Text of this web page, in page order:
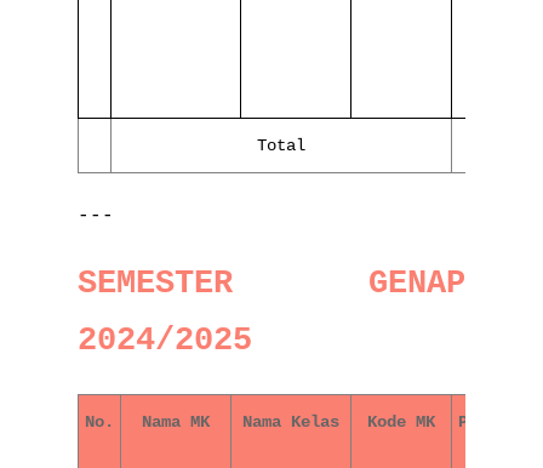
Total
---
SEMESTER GENAP
2024/2025
No. Nama MK Nama Kelas Kode MK